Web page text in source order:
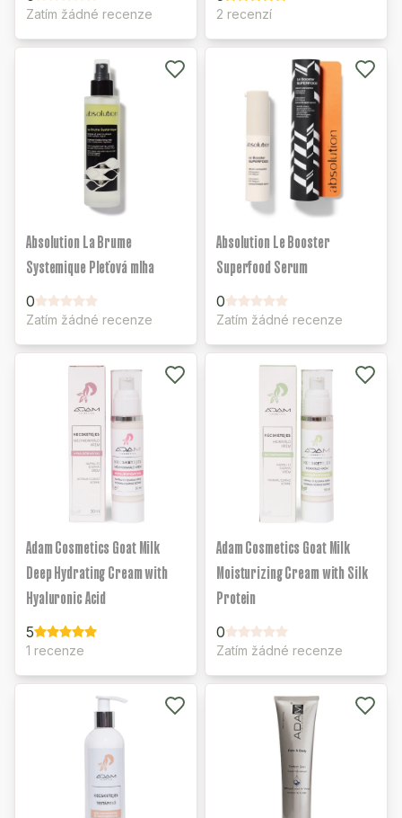
Zatím žádné recenze 2 recenzí
Absolution La Brume
Systemique Pleťová mlha
0
Zatím žádné recenze
Absolution Le Booster
Superfood Serum
0
Zatím žádné recenze
Adam Cosmetics Goat Milk
Deep Hydrating Cream with
Hyaluronic Acid
5
1 recenze
Adam Cosmetics Goat Milk
Moisturizing Cream with Silk
Protein
0
Zatím žádné recenze